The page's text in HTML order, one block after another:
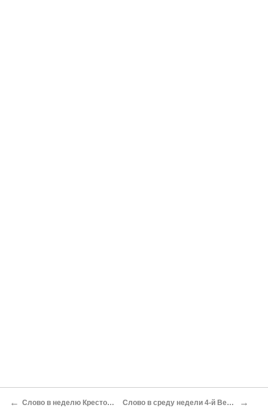
← Слово в неделю Крестопоклонную Слово в среду недели 4-й Великого поста →